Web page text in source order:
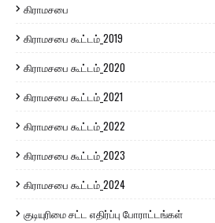
கிராமசபை
கிராமசபை கூட்டம்_2019
கிராமசபை கூட்டம்_2020
கிராமசபை கூட்டம்_2021
கிராமசபை கூட்டம்_2022
கிராமசபை கூட்டம்_2023
கிராமசபை கூட்டம்_2024
குடியுரிமை சட்ட எதிர்ப்பு போராட்டங்கள்